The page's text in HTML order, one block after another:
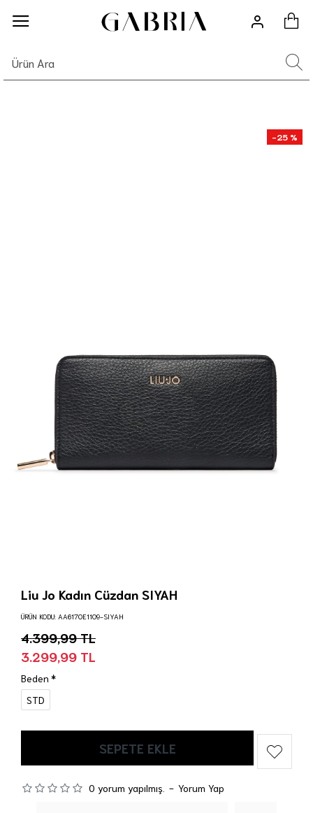
-25 %
Liu Jo Kadın Cüzdan SIYAH
0 yorum yapılmış. - Yorum Yap
3.299,99 TL
4.399,99 TL
ÜRÜN KODU: AA6170E1109-SIYAH
Beden
STD
SEPETE EKLE